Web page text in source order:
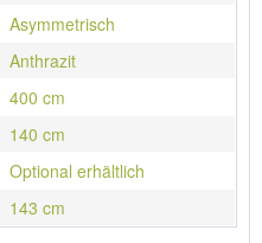
Asymmetrisch
Anthrazit
400 cm
140 cm
Optional erhältlich
143 cm